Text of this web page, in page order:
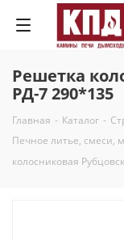
Решетка
РД-7 290*135
Главная - Каталог -
Печное литье, смеси,
колосниковая